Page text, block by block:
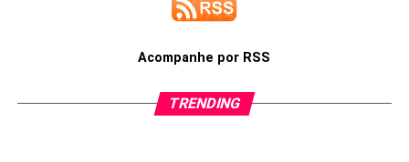
Acompanhe por RSS
TRENDING